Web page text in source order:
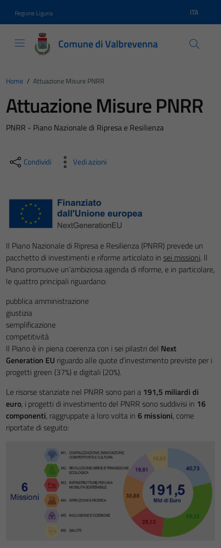
Regione Liguria Lingua
ITA
Comune di Valbrevenna
Home / Attuazione Misure PNRR
Attuazione Misure PNRR
PNRR - Piano Nazionale di Ripresa e Resilienza
Condividi Vedi azioni
Il Piano Nazionale di Ripresa e Resilienza (PNRR) prevede un
pacchetto di investimenti e riforme articolato in sei missioni. Il
Piano promuove un’ambiziosa agenda di riforme, e in particolare,
le quattro principali riguardano:
pubblica amministrazione
giustizia
semplificazione
competitività
Il Piano è in piena coerenza con i sei pilastri del Next
Generation EU riguardo alle quote d’investimento previste per i
progetti green (37%) e digitali (20%).
Le risorse stanziate nel PNRR sono pari a 191,5 miliardi di
euro, i progetti di investimento del PNRR sono suddivisi in 16
componenti, raggruppate a loro volta in 6 missioni, come
riportate di seguito: